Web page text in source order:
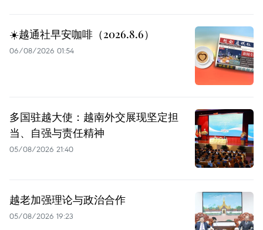
☀️越通社早安咖啡（2026.8.6）
06/08/2026 01:54
多国驻越大使：越南外交展现坚定担
当、自强与责任精神
05/08/2026 21:40
越老加强理论与政治合作
05/08/2026 19:23